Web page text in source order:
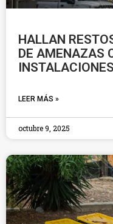
HALLAN
DE AMENAZAS
LEER MÁS »
octubre 9, 2025